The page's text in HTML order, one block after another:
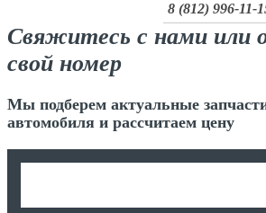
8 (812) 996-11-
Свяжитесь с нами или
свой номер
Мы подберем актуальные
автомобиля и рассчитаем цену